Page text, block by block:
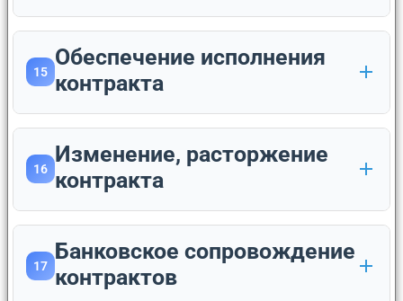
15
Обеспечение исполнения
контракта
16
Изменение, расторжение
контракта
17
Банковское сопровождение
контрактов